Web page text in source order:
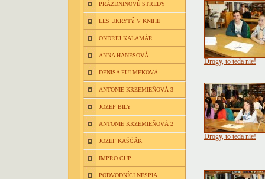
PRÁZDNINOVÉ STREDY
LES UKRYTÝ V KNIHE
ONDREJ KALAMÁR
ANNA HANESOVÁ
DENISA FULMEKOVÁ
ANTONIE KRZEMIEŇOVÁ 3
JOZEF BILY
ANTONIE KRZEMIEŇOVÁ 2
JOZEF KAŠČÁK
IMPRO CUP
PODVODNÍCI NESPIA
Drogy, to teda nie!
Drogy, to teda nie!